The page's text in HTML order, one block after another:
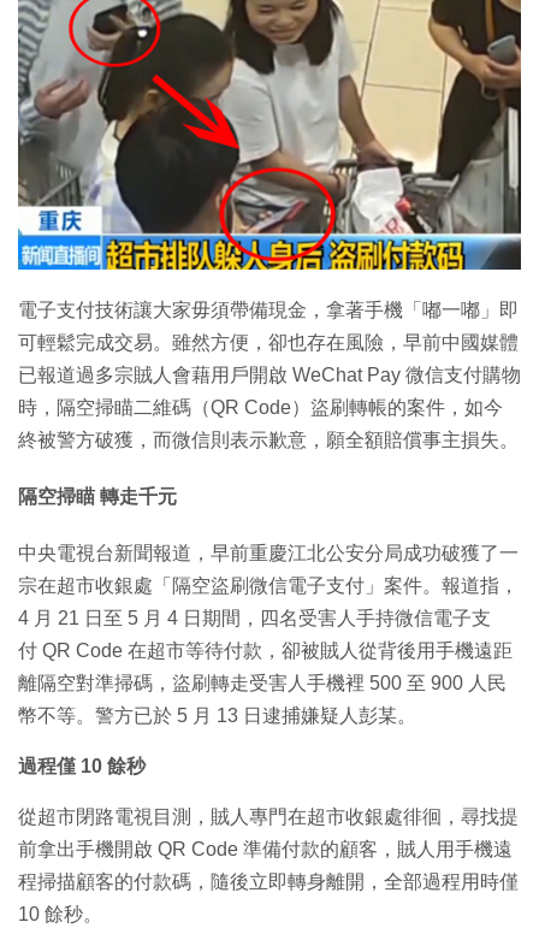
生成式AI與雲端應用
Enterprise Digital Transformation
特集
電子支付技術讓大家毋須帶備現金，拿著手機「嘟一嘟」即
可輕鬆完成交易。雖然方便，卻也存在風險，早前中國媒體
已報道過多宗賊人會藉用戶開啟 WeChat Pay 微信支付購物
時，隔空掃瞄二維碼（QR Code）盜刷轉帳的案件，如今
終被警方破獲，而微信則表示歉意，願全額賠償事主損失。
隔空掃瞄 轉走千元
中央電視台新聞報道，早前重慶江北公安分局成功破獲了一
宗在超市收銀處「隔空盜刷微信電子支付」案件。報道指，
4 月 21 日至 5 月 4 日期間，四名受害人手持微信電子支
付 QR Code 在超市等待付款，卻被賊人從背後用手機遠距
離隔空對準掃碼，盜刷轉走受害人手機裡 500 至 900 人民
幣不等。警方已於 5 月 13 日逮捕嫌疑人彭某。
過程僅 10 餘秒
從超市閉路電視目測，賊人專門在超市收銀處徘徊，尋找提
前拿出手機開啟 QR Code 準備付款的顧客，賊人用手機遠
程掃描顧客的付款碼，隨後立即轉身離開，全部過程用時僅
10 餘秒。